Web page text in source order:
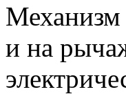
Механизм
и на